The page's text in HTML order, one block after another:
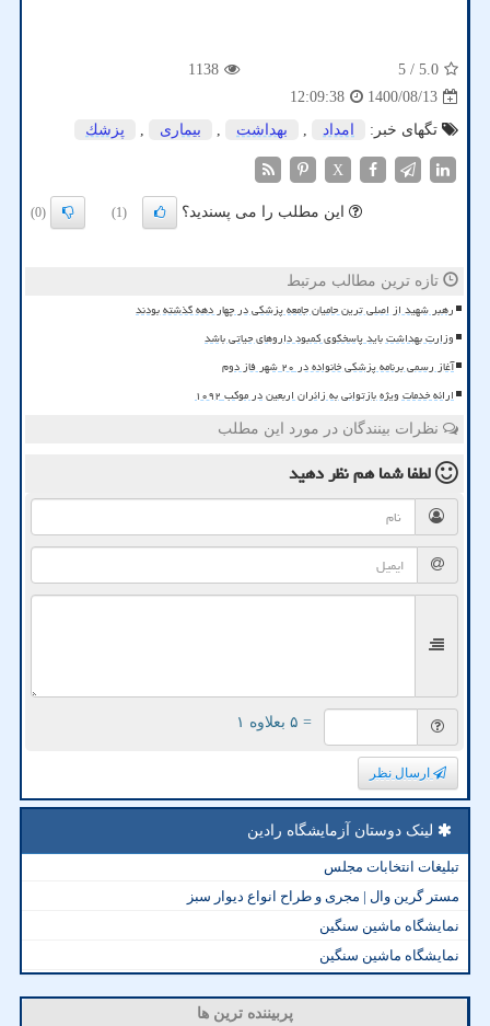
5.0
/ 5
1138
1400/08/13
12:09:38
تگهای خبر:
امداد , بهداشت , بیماری , پزشك
X
این مطلب را می پسندید؟ (1)
(0)
تازه ترین مطالب مرتبط
رهبر شهید از اصلی ترین حامیان جامعه پزشکی در چهار دهه گذشته بودند
وزارت بهداشت باید پاسخگوی کمبود داروهای حیاتی باشد
آغاز رسمی برنامه پزشکی خانواده در ۲۰ شهر فاز دوم
ارائه خدمات ویژه بازتوانی به زائران اربعین در موکب ۱۰۹۲
نظرات بینندگان در مورد این مطلب
لطفا شما همنظر دهید
= ۵ بعلاوه ۱
ارسال نظر
لینک دوستان آزمایشگاه رادین
تبلیغات انتخابات مجلس
مستر گرین وال | مجری و طراح انواع دیوار سبز
نمایشگاه ماشین سنگین
نمایشگاه ماشین سنگین
پربیننده ترین ها